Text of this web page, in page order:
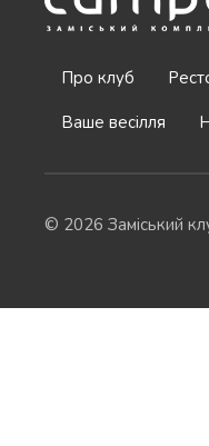
Про клуб
Ваше весілля
© 2026 Заміський